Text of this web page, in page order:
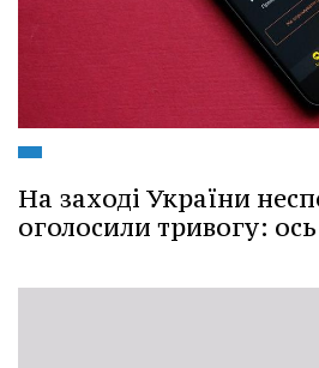
На заході України
оголосили тривогу: